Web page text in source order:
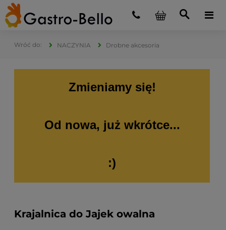
NACZYNIA Drobne akcesoria
Zmieniamy się!
Od nowa, już wkrótce...
:)
Krajalnica do Jajek owalna